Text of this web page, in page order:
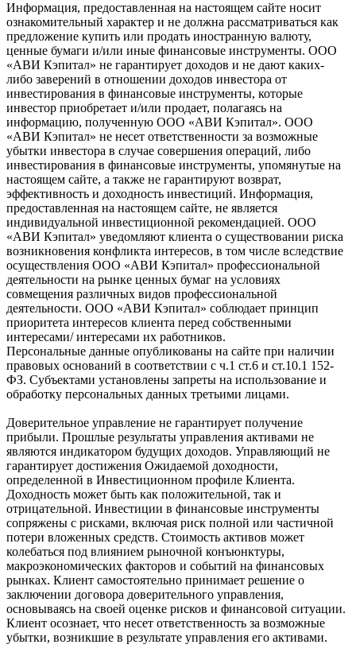
Информация, предоставленная на настоящем сайте носит
ознакомительный характер и не должна рассматриваться как
предложение купить или продать иностранную валюту,
ценные бумаги и/или иные финансовые инструменты. ООО
«АВИ Кэпитал» не гарантирует доходов и не дают каких-
либо заверений в отношении доходов инвестора от
инвестирования в финансовые инструменты, которые
инвестор приобретает и/или продает, полагаясь на
информацию, полученную ООО «АВИ Кэпитал». ООО
«АВИ Кэпитал» не несет ответственности за возможные
убытки инвестора в случае совершения операций, либо
инвестирования в финансовые инструменты, упомянутые на
настоящем сайте, а также не гарантируют возврат,
эффективность и доходность инвестиций. Информация,
предоставленная на настоящем сайте, не является
индивидуальной инвестиционной рекомендацией. ООО
«АВИ Кэпитал» уведомляют клиента о существовании риска
возникновения конфликта интересов, в том числе вследствие
осуществления ООО «АВИ Кэпитал» профессиональной
деятельности на рынке ценных бумаг на условиях
совмещения различных видов профессиональной
деятельности. ООО «АВИ Кэпитал» соблюдает принцип
приоритета интересов клиента перед собственными
интересами/ интересами их работников.
Персональные данные опубликованы на сайте при наличии
правовых оснований в соответствии с ч.1 ст.6 и ст.10.1 152-
ФЗ. Субъектами установлены запреты на использование и
обработку персональных данных третьими лицами.
Доверительное управление не гарантирует получение
прибыли. Прошлые результаты управления активами не
являются индикатором будущих доходов. Управляющий не
гарантирует достижения Ожидаемой доходности,
определенной в Инвестиционном профиле Клиента.
Доходность может быть как положительной, так и
отрицательной. Инвестиции в финансовые инструменты
сопряжены с рисками, включая риск полной или частичной
потери вложенных средств. Стоимость активов может
колебаться под влиянием рыночной конъюнктуры,
макроэкономических факторов и событий на финансовых
рынках. Клиент самостоятельно принимает решение о
заключении договора доверительного управления,
основываясь на своей оценке рисков и финансовой ситуации.
Клиент осознает, что несет ответственность за возможные
убытки, возникшие в результате управления его активами.